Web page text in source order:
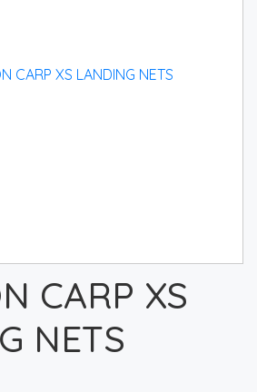
CARP XS
NETS